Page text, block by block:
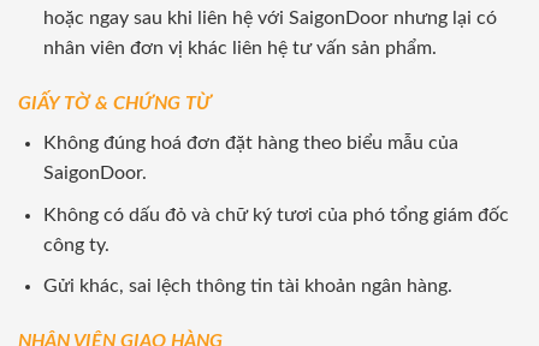
hoặc ngay sau khi liên hệ với SaigonDoor nhưng lại có
nhân viên đơn vị khác liên hệ tư vấn sản phẩm.
GIẤY TỜ & CHỨNG TỪ
Không đúng hoá đơn đặt hàng theo biểu mẫu của
SaigonDoor.
Không có dấu đỏ và chữ ký tươi của phó tổng giám đốc
công ty.
Gửi khác, sai lệch thông tin tài khoản ngân hàng.
NHÂN VIÊN GIAO HÀNG